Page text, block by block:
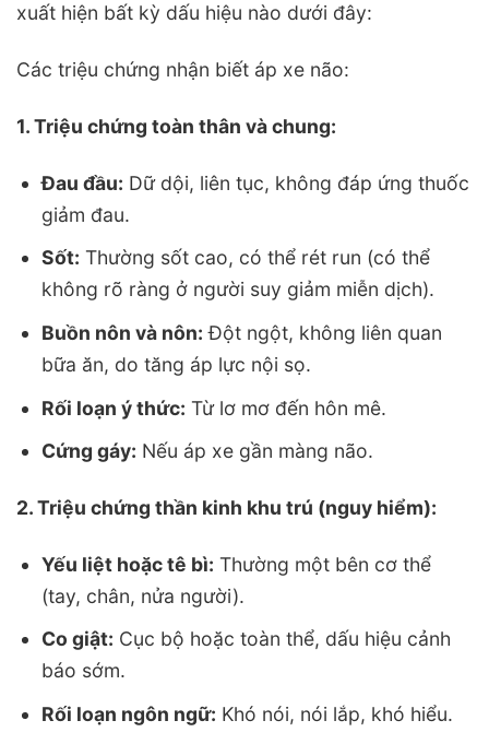
xuất hiện bất kỳ dấu hiệu nào dưới đây:
Các triệu chứng nhận biết áp xe não:
1. Triệu chứng toàn thân và chung:
Đau đầu: Dữ dội, liên tục, không đáp ứng thuốc
giảm đau.
Sốt: Thường sốt cao, có thể rét run (có thể
không rõ ràng ở người suy giảm miễn dịch).
Buồn nôn và nôn: Đột ngột, không liên quan
bữa ăn, do tăng áp lực nội sọ.
Rối loạn ý thức: Từ lơ mơ đến hôn mê.
Cứng gáy: Nếu áp xe gần màng não.
2. Triệu chứng thần kinh khu trú (nguy hiểm):
Yếu liệt hoặc tê bì: Thường một bên cơ thể
(tay, chân, nửa người).
Co giật: Cục bộ hoặc toàn thể, dấu hiệu cảnh
báo sớm.
Rối loạn ngôn ngữ: Khó nói, nói lắp, khó hiểu.